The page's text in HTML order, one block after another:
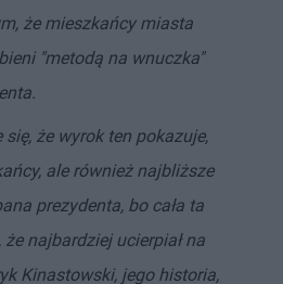
że mieszkańcy miasta
"metodą na wnuczka"
że wyrok ten pokazuje,
ale również najbliższe
prezydenta, bo cała ta
najbardziej ucierpiał na
Kinastowski, jego historia,